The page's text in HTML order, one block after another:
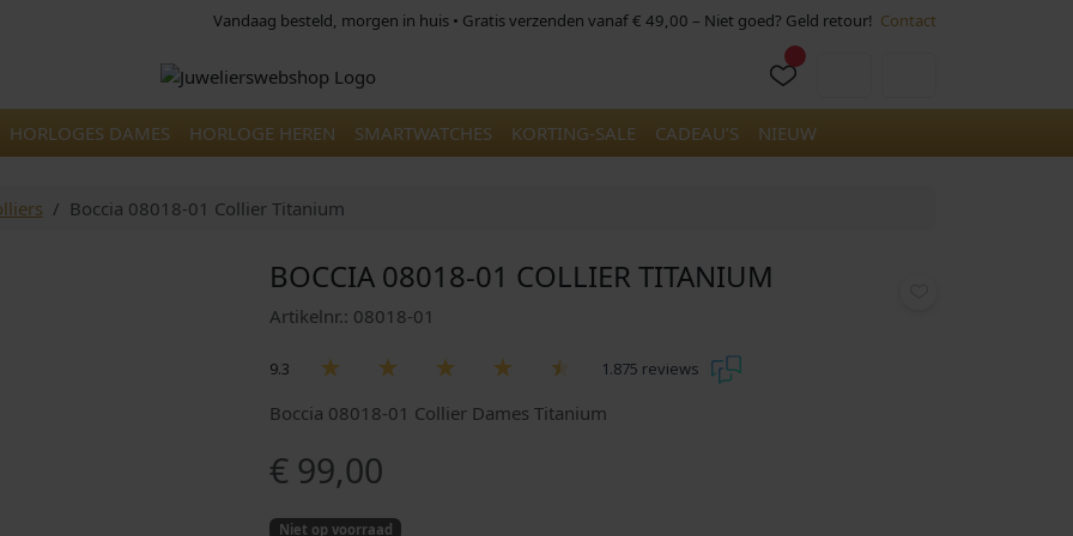
Vandaag besteld, morgen in huis • Gratis verzenden vanaf € 49,00 – Niet goed? Geld retour! Contact
Account
HORLOGES DAMES HORLOGE HEREN SMARTWATCHES KORTING-SALE CADEAU’S NIEUW
Boccia 08018-01 Collier Titanium
BOCCIA 08018-01 COLLIER TITANIUM
Artikelnr.: 08018-01
9.3 1.875 reviews
Boccia 08018-01 Collier Dames Titanium
€ 99,00
Niet op voorraad